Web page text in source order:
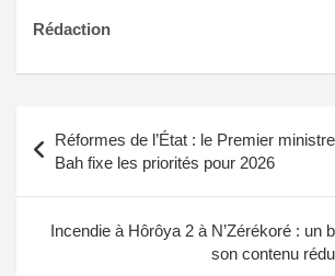
Rédaction
de
l’article
Réformes de l’État : le Premier
Bah fixe les priorités pour 2026
Incendie à Hôrôya 2 à N’Zérékoré : un
son contenu